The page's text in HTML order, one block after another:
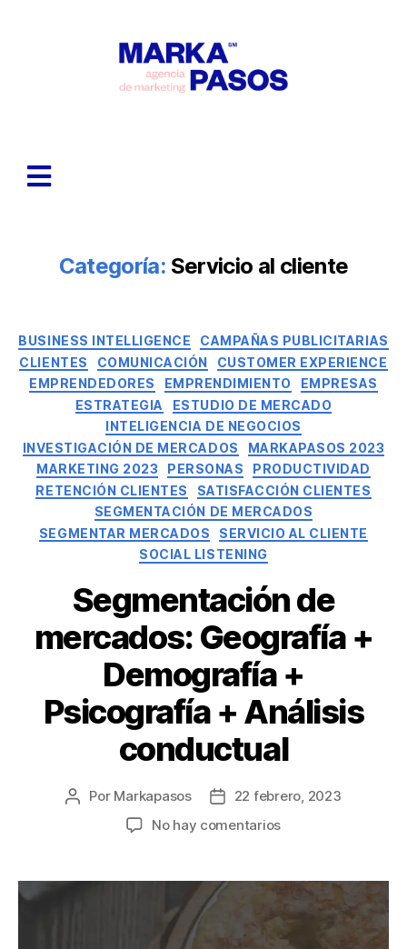
Categoría: Servicio al cliente
BUSINESS INTELLIGENCE
CAMPAÑAS PUBLICITARIAS
CLIENTES
COMUNICACIÓN
CUSTOMER EXPERIENCE
EMPRENDEDORES
EMPRENDIMIENTO
EMPRESAS
ESTRATEGIA
ESTUDIO DE MERCADO
INTELIGENCIA DE NEGOCIOS
INVESTIGACIÓN DE MERCADOS
MARKAPASOS 2023
MARKETING 2023
PERSONAS
PRODUCTIVIDAD
RETENCIÓN CLIENTES
SATISFACCIÓN CLIENTES
SEGMENTACIÓN DE MERCADOS
SEGMENTAR MERCADOS
SERVICIO AL CLIENTE
SOCIAL LISTENING
Segmentación de
mercados: Geografía +
Demografía +
Psicografía + Análisis
conductual
Por Markapasos
22 febrero, 2023
No hay comentarios